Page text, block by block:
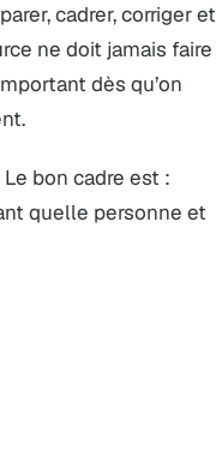
cadrer, corriger et
ne doit jamais faire
dès qu’on
bon cadre est :
quelle personne et